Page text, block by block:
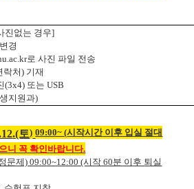
진없는 경우]
경
로 사진 파일 전송
락처) 기재
(3x4) 또는USB
지원과)
.(토) 09:00~ (시작시간이후 입실 절대
니 꼭 확인바랍니다.
정문제) 09:00~12:00 (시작 60분 이후 퇴실